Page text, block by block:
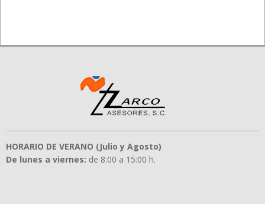
HORARIO DE VERANO (Julio y Agosto)
De lunes a viernes: de 8:00 a 15:00 h.